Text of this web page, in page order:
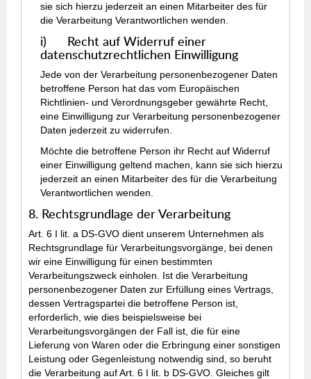
sie sich hierzu jederzeit an einen Mitarbeiter des für
die Verarbeitung Verantwortlichen wenden.
i) Recht auf Widerruf einer
datenschutzrechtlichen Einwilligung
Jede von der Verarbeitung personenbezogener Daten
betroffene Person hat das vom Europäischen
Richtlinien- und Verordnungsgeber gewährte Recht,
eine Einwilligung zur Verarbeitung personenbezogener
Daten jederzeit zu widerrufen.
Möchte die betroffene Person ihr Recht auf Widerruf
einer Einwilligung geltend machen, kann sie sich hierzu
jederzeit an einen Mitarbeiter des für die Verarbeitung
Verantwortlichen wenden.
8. Rechtsgrundlage der Verarbeitung
Art. 6 I lit. a DS-GVO dient unserem Unternehmen als
Rechtsgrundlage für Verarbeitungsvorgänge, bei denen
wir eine Einwilligung für einen bestimmten
Verarbeitungszweck einholen. Ist die Verarbeitung
personenbezogener Daten zur Erfüllung eines Vertrags,
dessen Vertragspartei die betroffene Person ist,
erforderlich, wie dies beispielsweise bei
Verarbeitungsvorgängen der Fall ist, die für eine
Lieferung von Waren oder die Erbringung einer sonstigen
Leistung oder Gegenleistung notwendig sind, so beruht
die Verarbeitung auf Art. 6 I lit. b DS-GVO. Gleiches gilt